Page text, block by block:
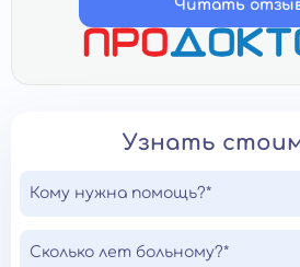
Читать
Узнать
Кому нужна помощь?*
Сколько лет больному?*